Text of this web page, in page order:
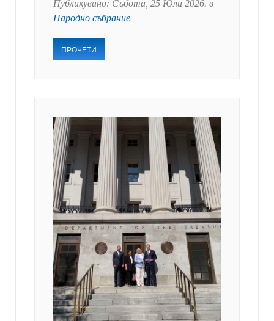
Публикувано: Събота, 25 Юли 2026. в
Народно събрание
ПРОЧЕТИ